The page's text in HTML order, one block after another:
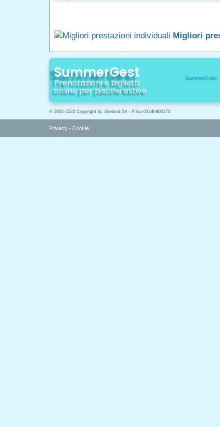
Migliori
SummerGest
Prenotazioni e biglietti
online per piscine estive
© 2004-2026 Copyright by Siteland Srl - P.Iva 03249400270
Privacy - Cookie